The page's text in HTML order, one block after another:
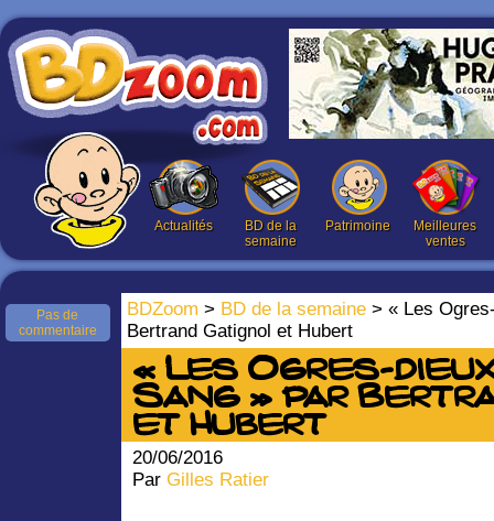
Actualités
BD de la
semaine
Patrimoine
Meilleures
ventes
BDZoom > BD de la semaine > « Les
Bertrand Gatignol et Hubert
Pas de
commentaire
« Les Ogres-dieux
Sang » par
et Hubert
20/06/2016
Par Gilles Ratier